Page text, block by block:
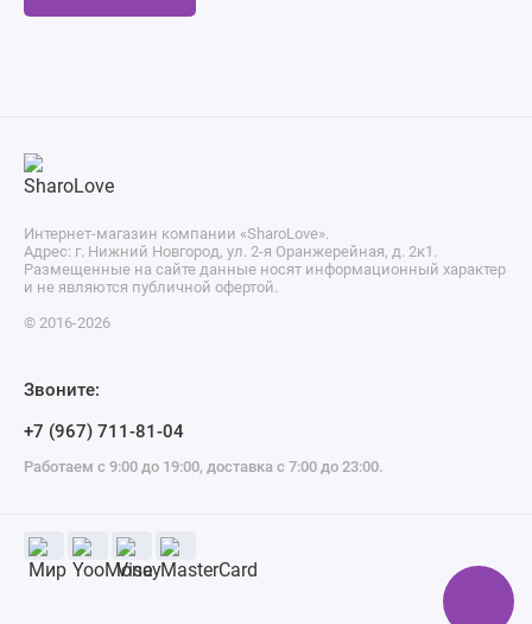
Интернет-магазин компании «SharoLove».
Адрес: г. Нижний Новгород, ул. 2-я Оранжерейная, д. 2к1.
Размещенные на сайте данные носят информационный характер
и не являются публичной офертой.
© 2016-2026
Звоните:
+7 (967) 711-81-04
Работаем с 9:00 до 19:00, доставка с 7:00 до 23:00.